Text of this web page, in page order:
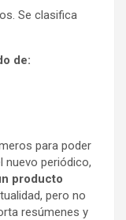
Se clasifica
de:
para poder
nuevo periódico,
producto
pero no
resúmenes y